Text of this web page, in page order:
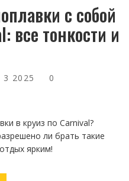
с собой
все тонкости и
2025
0
в круиз по Carnival?
ли брать такие
ярким!